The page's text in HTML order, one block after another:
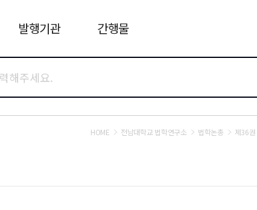
발행기관 간행물
HOME 전남대학교 법학연구소 법학논총 제36